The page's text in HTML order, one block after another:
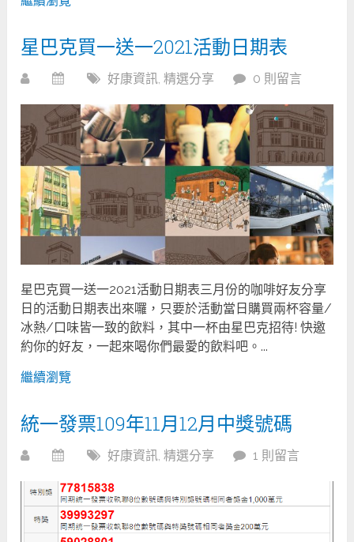
星巴克買一送一2021活動日期表
好康資訊 ,精選分享 0 則留言
星巴克買一送一2021活動日期表三月份的咖啡好友分享
日的活動日期表出來囉，只要於活動當日購買兩杯容量/
冰熱/口味皆一致的飲料，其中一杯由星巴克招待! 快邀
約你的好友，一起來喝你們最愛的飲料吧。...
繼續瀏覽
統一發票109年11月12月中獎號碼
好康資訊,精選分享 1 則留言